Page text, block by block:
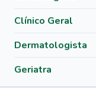
Clínico Geral
Dermatologista
Geriatra